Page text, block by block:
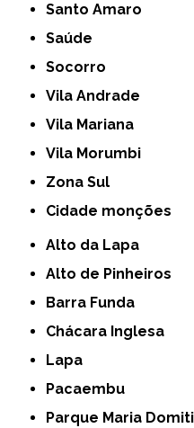
Santo Amaro
Saúde
Socorro
Vila Andrade
Vila Mariana
Vila Morumbi
Zona Sul
cidade monções
Alto da Lapa
Alto de Pinheiros
Barra Funda
Chácara Inglesa
Lapa
Pacaembu
Parque Maria